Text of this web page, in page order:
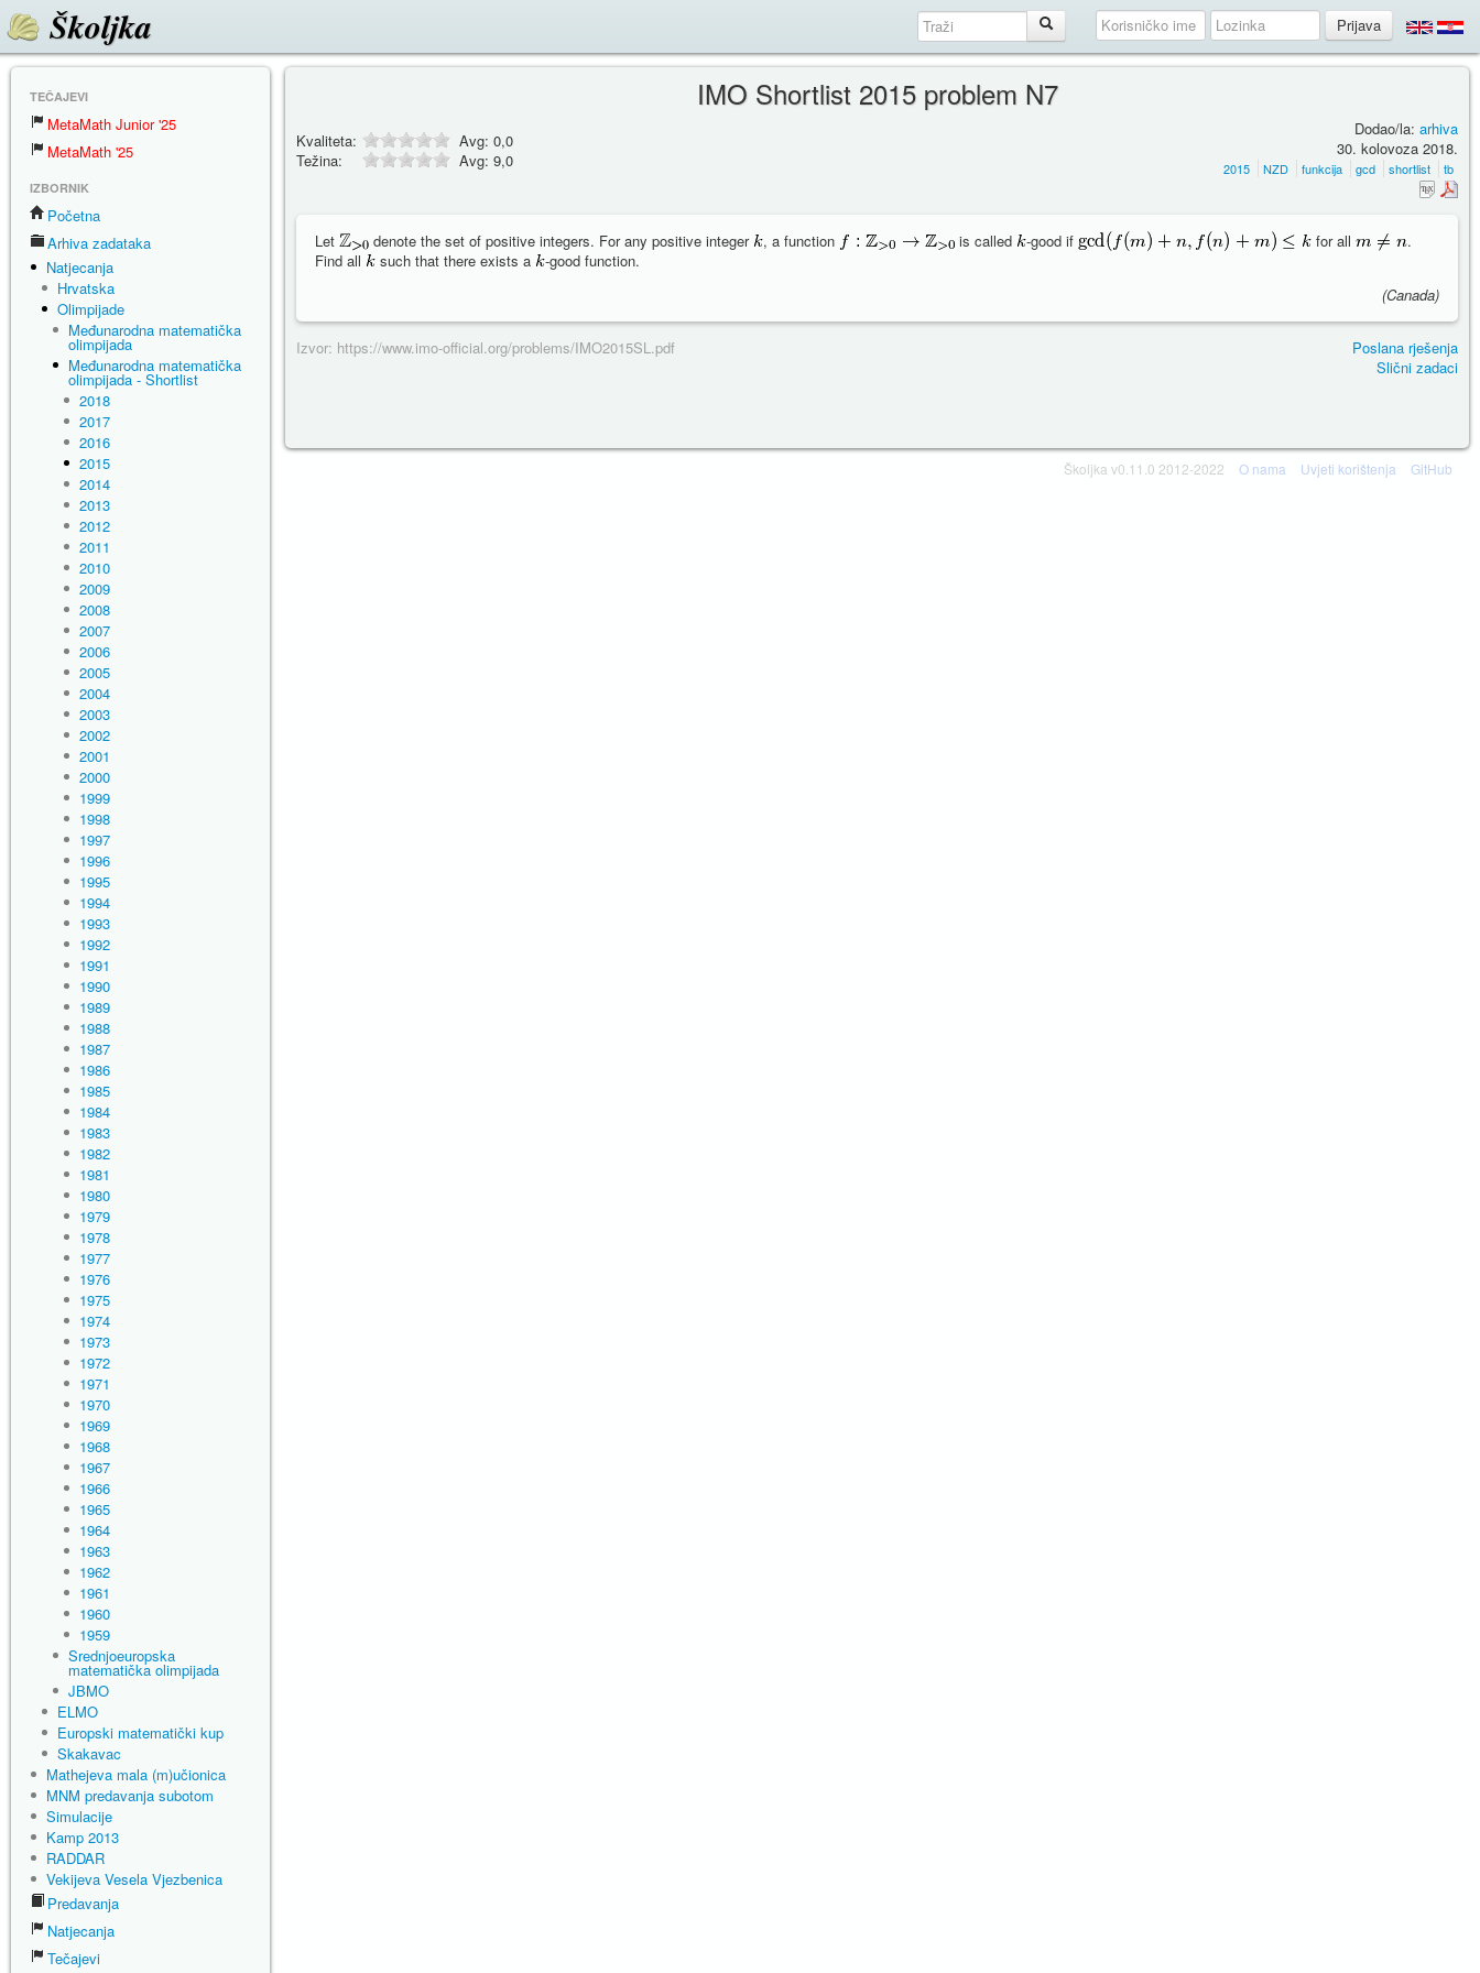
Školjka
TEČAJEVI
MetaMath Junior '25
MetaMath '25
IZBORNIK
Početna
Arhiva zadataka
Natjecanja
Hrvatska
Olimpijade
Međunarodna matematička
olimpijada
Međunarodna matematička
olimpijada - Shortlist
2018
2017
2016
2015
2014
2013
2012
2011
2010
2009
2008
2007
2006
2005
2004
2003
2002
2001
2000
1999
1998
1997
1996
1995
1994
1993
1992
1991
1990
1989
1988
1987
1986
1985
1984
1983
1982
1981
1980
1979
1978
1977
1976
1975
1974
1973
1972
1971
1970
1969
1968
1967
1966
1965
1964
1963
1962
1961
1960
1959
Srednjoeuropska
matematička olimpijada
JBMO
ELMO
Europski matematički kup
Skakavac
Mathejeva mala (m)učionica
MNM predavanja subotom
Simulacije
Kamp 2013
RADDAR
Vekijeva Vesela Vjezbenica
Predavanja
Natjecanja
Tečajevi
IMO Shortlist 2015 problem N7
Kvaliteta: Avg: 0,0
Težina:
Avg: 9,0
Dodao/la: arhiva
30. kolovoza 2018.
2015 NZD funkcija gcd shortlist tb
Let denote the set of positive integers. For any positive integer , a function is called -good if for all
.
Find all
such that there exists a
-good function.
(Canada)
Izvor: https://www.imo-official.org/problems/IMO2015SL.pdf
Poslana rješenja
Slični zadaci
Školjka v0.11.0 2012-2022 O nama Uvjeti korištenja GitHub